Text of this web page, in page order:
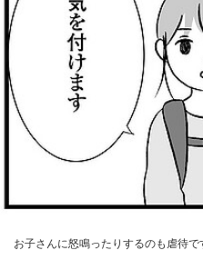
お子さんに怒鳴ったりするのも虐待